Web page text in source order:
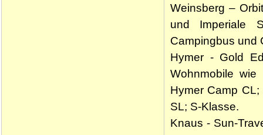
Weinsberg –
und Imperiale
Campingbus und
Hymer - Gold
Wohnmobile
Hymer Camp
SL; S-Klasse.
Knaus - Sun-